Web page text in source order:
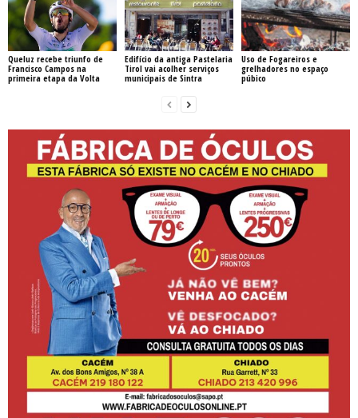
Queluz recebe triunfo de
Francisco Campos na
primeira etapa da Volta
Edifício da antiga Pastelaria
Tirol vai acolher serviços
municipais de Sintra
Uso de Fogareiros e
grelhadores no espaço
púbico